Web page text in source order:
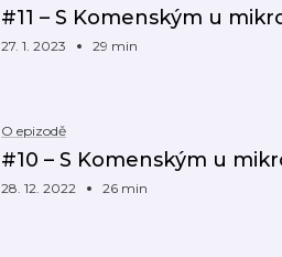
#11 – S Komenským u
27. 1. 2023 29 min
O epizodě
#10 – S Komenským u
28. 12. 2022 26 min